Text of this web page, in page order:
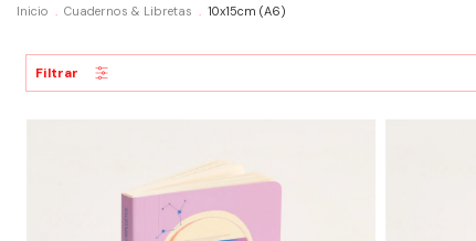
Inicio . Cuadernos & Libretas . 10x15cm (A6)
Filtrar